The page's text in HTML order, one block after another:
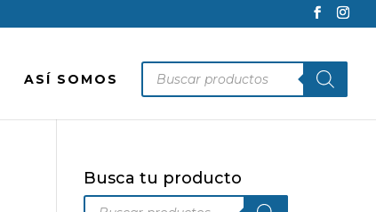
ASÍ SOMOS
Búsqueda
productos
Busca tu producto
Búsqueda